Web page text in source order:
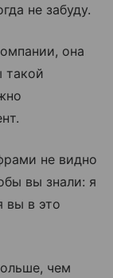
не забуду.
она
такой
не видно
вы знали: я
вы в это
чем